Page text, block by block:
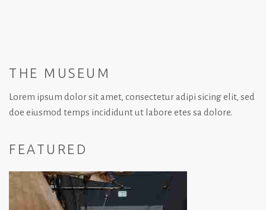
THE MUSEUM
Lorem ipsum dolor sit amet, consectetur adipi sicing elit, sed
doe eiusmod temps incididunt ut labore etes sa dolore.
FEATURED